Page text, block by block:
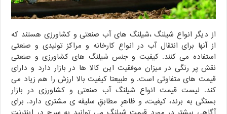
از دیگر انواع شیلنگ ،شیلنگ های آب صنعتی و کشاورزی هستند که
از آنها برای انتقال آب در انواع کارخانه و مراکز تولیدی و صنعتی
استفاده می کنند. کیفیت و جنس شیلنگ های کشاورزی و صنعتی
نقش پر رنگی در میزان موفقیت این کالا ها در بازار دارد و دارای
قیمت های متفاوتی است. و طبیعتا کیفیت بالا ارزش را هم زیاد می
کند‌. لیست قیمت انواع شیلنگ آب صنعتی و کشاورزی در بازار
بستگی به برند، کیفیت، و ظاهرِ مطابقِ سلیقه ی مشتری دارد. برای